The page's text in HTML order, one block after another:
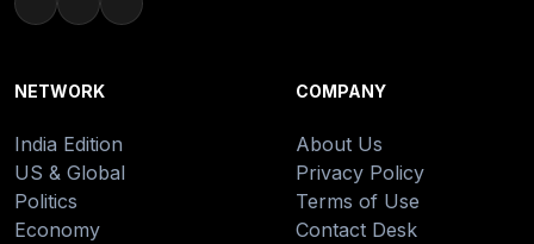
NETWORK
India Edition
US & Global
Politics
Economy
COMPANY
About Us
Privacy Policy
Terms of Use
Contact Desk